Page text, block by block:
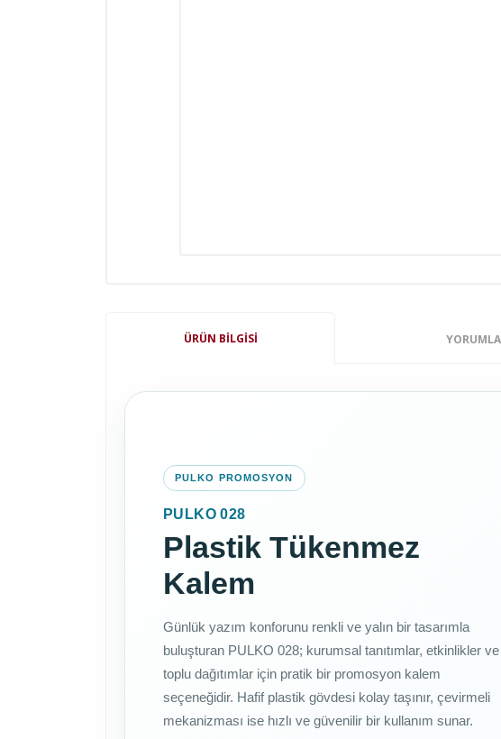
ÜRÜN BILGISI
PULKO PROMOSYON
PULKO 028
Plastik Tükenmez
Kalem
Günlük yazım konforunu renkli ve yalın bir tasarımla
buluşturan PULKO 028; kurumsal tanıtımlar, etkinlikler ve
toplu dağıtımlar için pratik bir promosyon kalem
seçeneğidir. Hafif plastik gövdesi kolay taşınır, çevirmeli
mekanizması ise hızlı ve güvenilir bir kullanım sunar.